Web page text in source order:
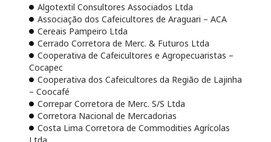
Algotextil Consultores Associados Ltda
Associação dos Cafeicultores de Araguari – ACA
Cereais Pampeiro Ltda
Cerrado Corretora de Merc. & Futuros Ltda
Cooperativa de Cafeicultores e Agropecuaristas –
Cocapec
Cooperativa dos Cafeicultores da Região de Lajinha
– Coocafé
Correpar Corretora de Merc. S/S Ltda
Corretora Nacional de Mercadorias
Costa Lima Corretora de Commodities Agrícolas